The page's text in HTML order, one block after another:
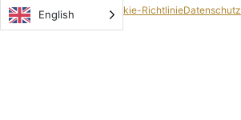
Cookie-RichtlinieDatenschutz
Start:13.12.2026 10:30 Uhr
Ende:13.12.2026 14:00 Uhr
English